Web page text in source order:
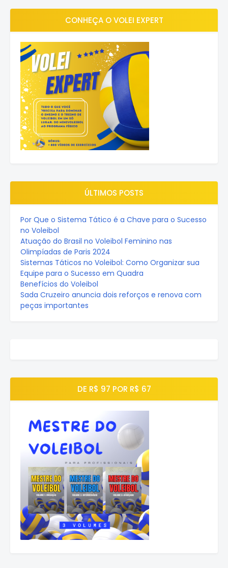
CONHEÇA O VOLEI EXPERT
ÚLTIMOS POSTS
Por Que o Sistema Tático é a Chave para o Sucesso
no Voleibol
Atuação do Brasil no Voleibol Feminino nas
Olimpíadas de Paris 2024
Sistemas Táticos no Voleibol: Como Organizar sua
Equipe para o Sucesso em Quadra
Benefícios do Voleibol
Sada Cruzeiro anuncia dois reforços e renova com
peças importantes
DE R$ 97 POR R$ 67